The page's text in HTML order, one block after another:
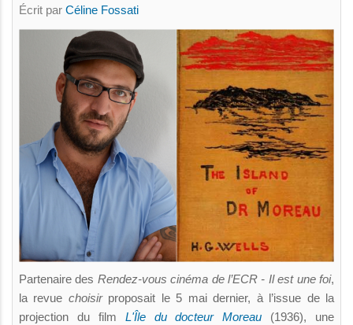
Écrit par Céline Fossati
Partenaire des Rendez-vous cinéma de l’ECR - Il est une foi,
la revue choisirproposait le 5 mai dernier, à l’issue de la
projection du film L'Île du docteur Moreau
(1936), une